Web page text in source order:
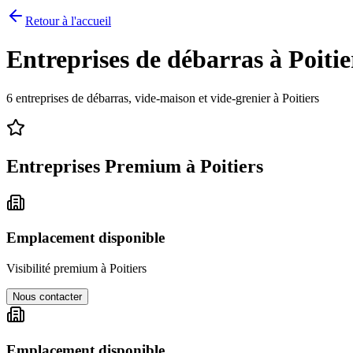
Retour à l'accueil
Entreprises de débarras à
6 entreprises de débarras, vide-maison et vide-grenier à Poitiers
Entreprises Premium à Poitiers
Emplacement disponible
Visibilité premium à Poitiers
Nous contacter